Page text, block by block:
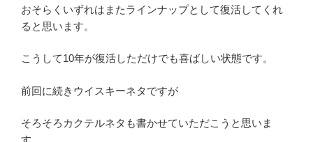
おそらくいずれはまたラインナップとして復活してくれ
ると思います。
こうして10年が復活しただけでも喜ばしい状態です。
前回に続きウイスキーネタですが
そろそろカクテルネタも書かせていただこうと思いま
す。